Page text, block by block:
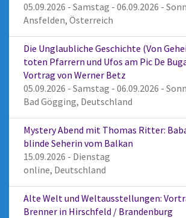
05.09.2026 - Samstag - 06.09.2026 -
Ansfelden, Österreich
Die Unglaubliche Geschichte (Von
toten Pfarrern und Ufos am Pic De
Vortrag von Werner Betz
05.09.2026 - Samstag - 06.09.2026 -
Bad Gögging, Deutschland
Mystery Abend mit Thomas Ritter:
blinde Seherin vom Balkan
15.09.2026 - Dienstag
online, Deutschland
Alte Welt und Weltausstellungen:
Brenner in Hirschfeld / Brandenburg